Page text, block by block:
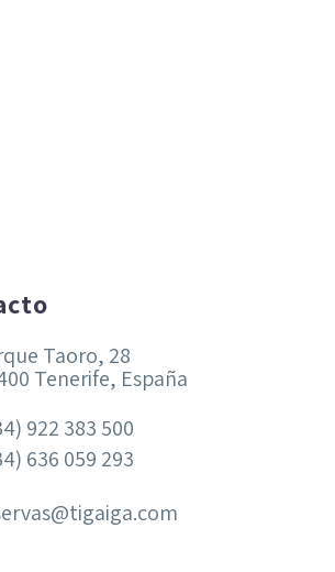
Taoro, 28
Tenerife, España
922 383 500
636 059 293